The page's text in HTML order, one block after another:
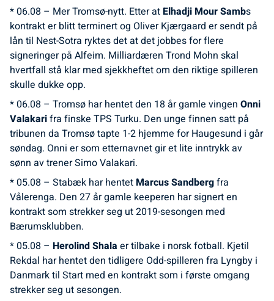
* 06.08 – Mer Tromsø-nytt. Etter at Elhadji Mour Sambs
kontrakt er blitt terminert og Oliver Kjærgaard er sendt på
lån til Nest-Sotra ryktes det at det jobbes for flere
signeringer på Alfeim. Milliardæren Trond Mohn skal
hvertfall stå klar med sjekkheftet om den riktige spilleren
skulle dukke opp.
* 06.08 – Tromsø har hentet den 18 år gamle vingen Onni
Valakarifra finske TPS Turku. Den unge finnen satt på
tribunen da Tromsø tapte 1-2 hjemme for Haugesund i går
søndag. Onni er som etternavnet gir et lite inntrykk av
sønn av trener Simo Valakari.
* 05.08 – Stabæk har hentet Marcus Sandbergfra
Vålerenga. Den 27 år gamle keeperen har signert en
kontrakt som strekker seg ut 2019-sesongen med
Bærumsklubben.
* 05.08 – Herolind Shala er tilbake i norsk fotball. Kjetil
Rekdal har hentet den tidligere Odd-spilleren fra Lyngby i
Danmark til Start med en kontrakt som i første omgang
strekker seg ut sesongen.